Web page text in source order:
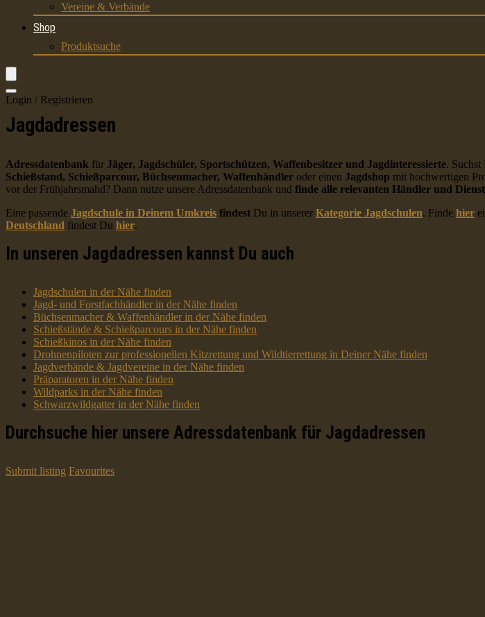
Vereine & Verbände
Shop
Produktsuche
Login / Registrieren
Jagdadressen
Adressdatenbank für Jäger, Jagdschüler, Sportschützen, Waffenbesitzer und Jagdinteressierte. Suchst
Schießstand, Schießparcour, Büchsenmacher, Waffenhändler oder einen Jagdshop mit hochwertigen
vor der Frühjahrsmahd? Dann nutze unsere Adressdatenbank und finde alle relevanten Händler und
Eine passende Jagdschule in Deinem Umkreis findest Du in unserer Kategorie Jagdschulen. Finde hier
Deutschland findest Du hier.
In unseren Jagdadressen kannst Du auch
Jagdschulen in der Nähe finden
Jagd- und Forstfachhändler in der Nähe finden
Büchsenmacher & Waffenhändler in der Nähe finden
Schießstände & Schießparcours in der Nähe finden
Schießkinos in der Nähe finden
Drohnenpiloten zur professionellen Kitzrettung und Wildtierrettung in Deiner Nähe finden
Jagdverbände & Jagdvereine in der Nähe finden
Präparatoren in der Nähe finden
Wildparks in der Nähe finden
Schwarzwildgatter in der Nähe finden
Durchsuche hier unsere Adressdatenbank für Jagdadressen
Submit listing Favourites